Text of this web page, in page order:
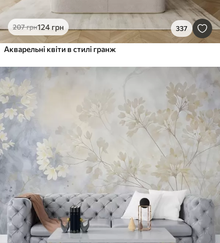
207грн124 грн 337
Акварельні квіти в стилі гранж